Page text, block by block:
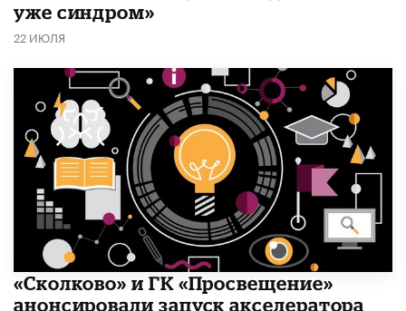
уже синдром»
22 ИЮЛЯ
«Сколково» и ГК «Просвещение»
анонсировали запуск акселератора